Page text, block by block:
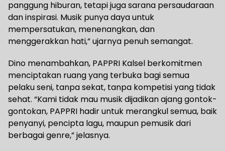
panggung hiburan, tetapi juga sarana persaudaraan
dan inspirasi. Musik punya daya untuk
mempersatukan, menenangkan, dan
menggerakkan hati,” ujarnya penuh semangat.
Dino menambahkan, PAPPRI Kalsel berkomitmen
menciptakan ruang yang terbuka bagi semua
pelaku seni, tanpa sekat, tanpa kompetisi yang tidak
sehat. “Kami tidak mau musik dijadikan ajang gontok-
gontokan, PAPPRI hadir untuk merangkul semua, baik
penyanyi, pencipta lagu, maupun pemusik dari
berbagai genre,” jelasnya.